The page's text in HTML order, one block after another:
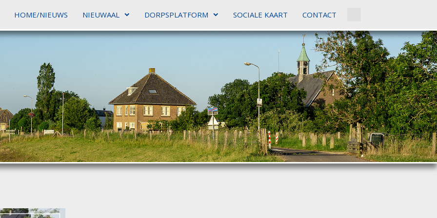
HOME/NIEUWS NIEUWAAL DORPSPLATFORM SOCIALE KAART CONTACT